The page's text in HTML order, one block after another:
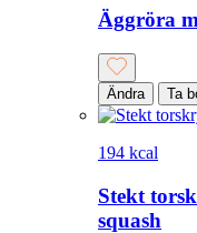
Äggröra
Ändra Ta
194 kcal
Stekt
squash